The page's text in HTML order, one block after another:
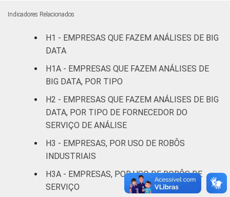
veículos
automotores e
1 43
Transporte,
armazenagem e
correio
1 42
alimentação
0
Informação e
comunicação
3 80
Indicadores Relacionados
H1 - EMPRESAS QUE FAZEM ANÁLISES DE BIG
DATA
H1A - EMPRESAS QUE FAZEM ANÁLISES DE
BIG DATA, POR TIPO
H2 - EMPRESAS QUE FAZEM ANÁLISES DE BIG
DATA, POR TIPO DE FORNECEDOR DO
SERVIÇO DE ANÁLISE
H3 - EMPRESAS, POR USO DE ROBÔS
INDUSTRIAIS
H3A - EMPRESAS, POR USO DE ROBÔS DE
SERVIÇO